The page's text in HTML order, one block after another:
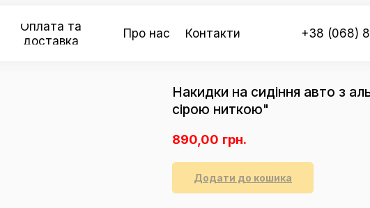
Оплата та
доставка
Про нас Контакти +38 (068)
Накидки на сидіння авто з
сірою ниткою"
890,00 грн.
Додати до кошика